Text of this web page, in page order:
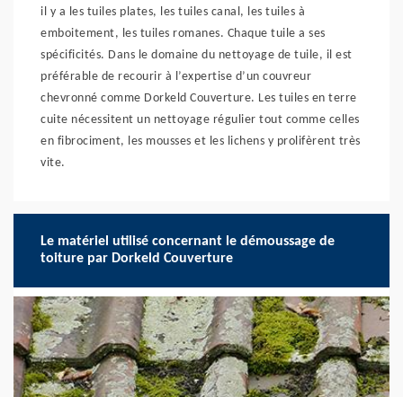
il y a les tuiles plates, les tuiles canal, les tuiles à
emboitement, les tuiles romanes. Chaque tuile a ses
spécificités. Dans le domaine du nettoyage de tuile, il est
préférable de recourir à l’expertise d’un couvreur
chevronné comme Dorkeld Couverture. Les tuiles en terre
cuite nécessitent un nettoyage régulier tout comme celles
en fibrociment, les mousses et les lichens y prolifèrent très
vite.
Le matériel utilisé concernant le démoussage de
toiture par Dorkeld Couverture